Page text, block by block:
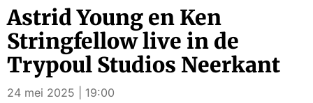
Astrid Young en Ken
Stringfellow live in de
Trypoul Studios Neerkant
24 mei 2025 | 19:00